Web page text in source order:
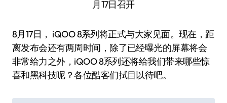
8月17日， iQOO 8系列将正式与大家见面。现在，距
离发布会还有两周时间，除了已经曝光的屏幕将会
非常给力之外，iQOO 8系列还将给我们带来哪些惊
喜和黑科技呢？各位酷客们拭目以待吧。